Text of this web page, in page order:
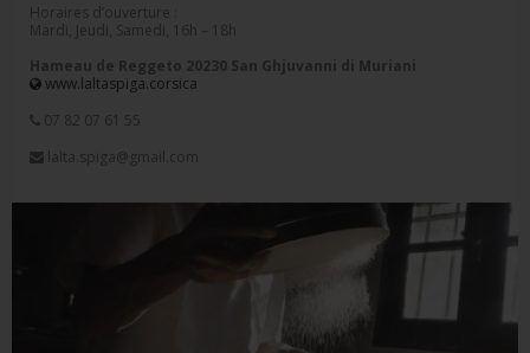
Horaires d’ouverture :
Mardi, Jeudi, Samedi, 16h – 18h
Hameau de Reggeto 20230 San Ghjuvanni di Muriani
www.laltaspiga.corsica
07 82 07 61 55
lalta.spiga@gmail.com